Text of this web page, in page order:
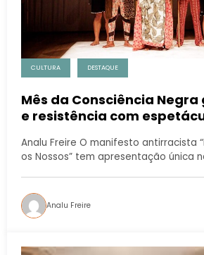
CULTURA DESTAQUE
Mês da Consciência
e resistência com
Analu Freire O manifesto antirracista
os Nossos” tem apresentação única
Analu Freire